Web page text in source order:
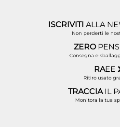
ISCRIVITI ALLA
Non perderti le
ZERO
Consegna e
RAEE
Ritiro usato
TRACCIA IL
Monitora la tua